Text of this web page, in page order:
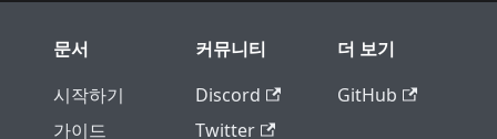
문서
시작하기
가이드
커뮤니티
Discord
Twitter
더 보기
GitHub